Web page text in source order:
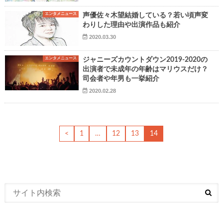
エンタメニュース
声優佐々木望結婚している？若い頃声変
わりした理由や出演作品も紹介
2020.03.30
エンタメニュース
ジャニーズカウントダウン2019-2020の
出演者で未成年の年齢はマリウスだけ？
司会者や年男も一挙紹介
2020.02.28
< 1 … 12 13 14